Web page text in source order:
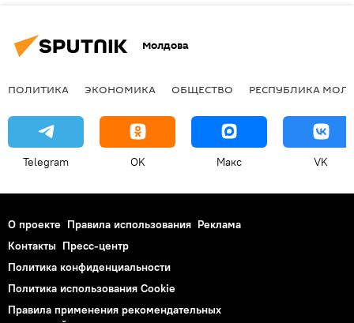
Молдова
ПОЛИТИКА ЭКОНОМИКА ОБЩЕСТВО РЕСПУБЛИКА
Telegram OK Макс VK
О проекте Правила использования Реклама
Контакты Пресс-центр
Политика конфиденциальности
Политика использования Cookie
Правила применения рекомендательных